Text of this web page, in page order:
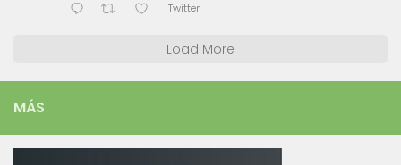
Twitter
Load More
MÁS